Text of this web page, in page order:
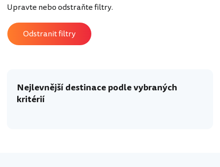
Upravte nebo odstraňte filtry.
Odstranit filtry
Nejlevnější destinace podle vybraných
kritérií